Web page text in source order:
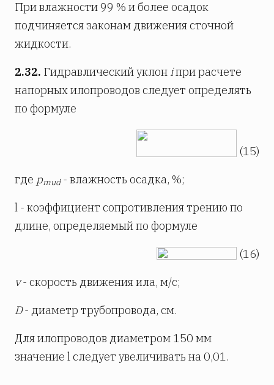
При влажности 99 % и более осадок
подчиняется законам движения сточной
жидкости.
2.32. Гидравлический уклон iпри расчете
напорных илопроводов следует определять
по формуле
(15)
где pmud- влажность осадка, %;
l - коэффициент сопротивления трению по
длине, определяемый по формуле
(16)
v- скорость движения ила, м/с;
D- диаметр трубопровода, см.
Для илопроводов диаметром 150 мм
значение l следует увеличивать на 0,01.